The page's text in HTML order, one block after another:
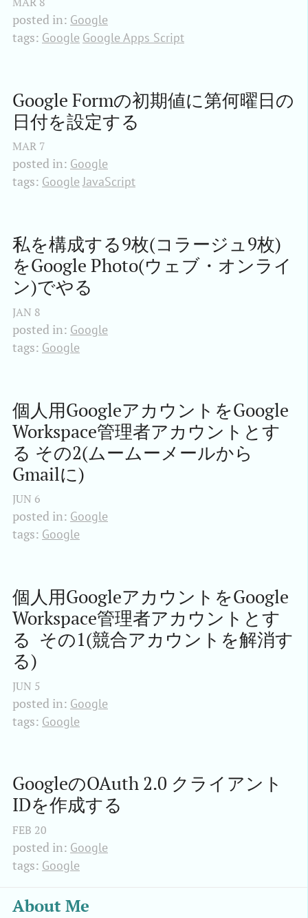
posted in: Google
tags: Google Google Apps Script
Google Formの初期値に第何曜日の
日付を設定する
MAR 7
posted in: Google
tags: Google JavaScript
私を構成する9枚(コラージュ9枚)
をGoogle Photo(ウェブ・オンライ
ン)でやる
JAN 8
posted in: Google
tags: Google
個人用GoogleアカウントをGoogle
Workspace管理者アカウントとす
る その2(ムームーメールから
Gmailに)
JUN 6
posted in: Google
tags: Google
個人用GoogleアカウントをGoogle
Workspace管理者アカウントとす
る  その1(競合アカウントを解消す
る)
JUN 5
posted in: Google
tags: Google
GoogleのOAuth 2.0 クライアント
IDを作成する
FEB 20
posted in: Google
tags: Google
About Me